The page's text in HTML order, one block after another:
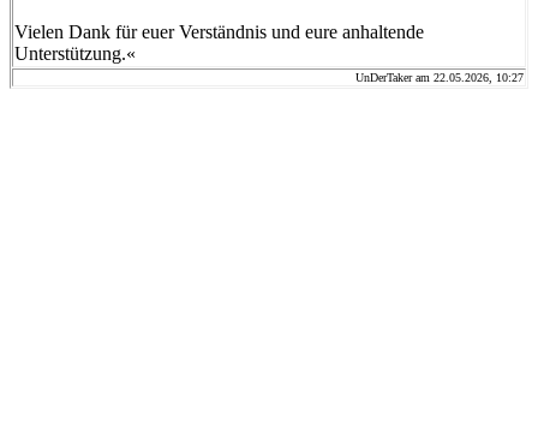
Vielen Dank für euer Verständnis und eure anhaltende
Unterstützung.«
UnDerTaker am 22.05.2026, 10:27